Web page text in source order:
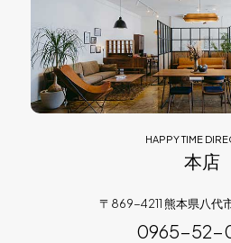
HAPPY TIME
本店
〒869-4211 熊本県八代
0965-52-